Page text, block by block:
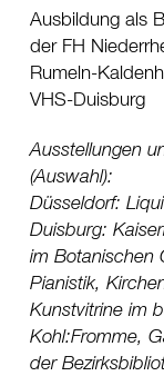
Ausbildung als
der FH
Rumeln-
VHS-Duisburg
Ausstellungen
(Auswahl):
Düsseldorf
Duisburg
im Botanischen
Pianistik
Kunstvitrine im
Kohl:Fromme
der